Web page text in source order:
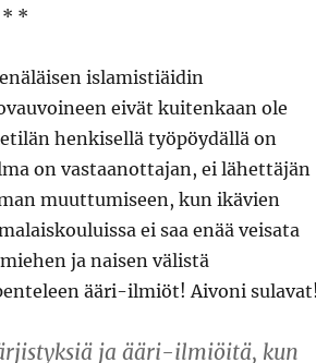
*
islamistiäidin
eivät kuitenkaan ole
henkisellä työpöydällä on
on vastaanottajan, ei lähettäjän
muuttumiseen, kun ikävien
ei saa enää veisata
ja naisen välistä
ääri-ilmiöt! Aivoni
ja ääri-ilmiöitä, kun